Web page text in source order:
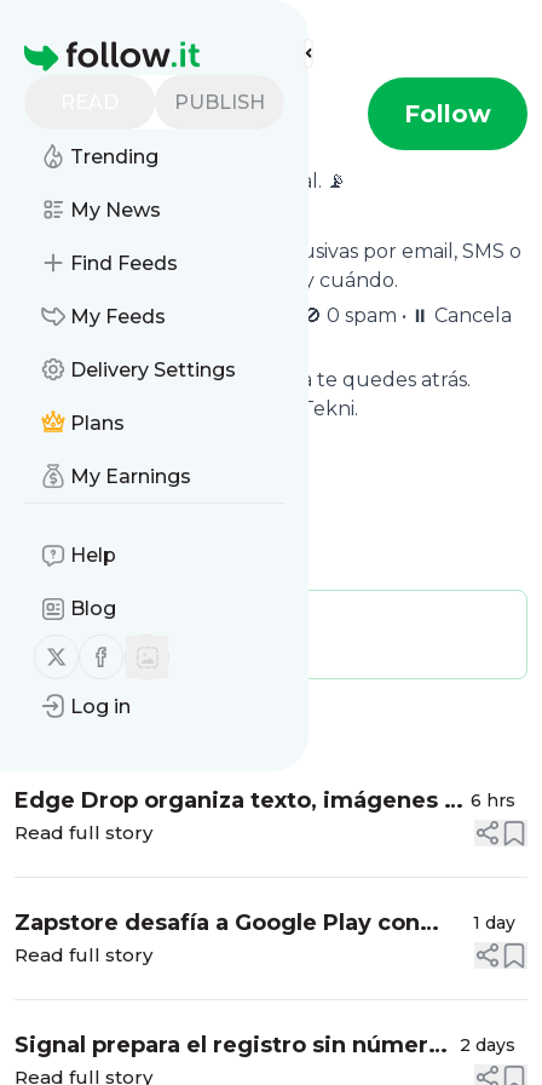
Homepage
PUBLISH
Trending
My News
Find Feeds
My Feeds
Delivery Settings
Plans
My Earnings
Help
Blog
Follow us on X (twitter)
Follow us on Facebook
Log in
Find more feeds
CompuTekni Follow
Tu ventaja tech, en tiempo real. 📡
Noticias, alertas y promos exclusivas por email, SMS o
web. Tú controlas qué recibir y cuándo.
✅ 100 % gratis • 🔒 Encriptado • 🚫 0 spam • ⏸️ Cancela
👉 Suscríbete en 1 clic y nunca te quedes atrás.
Gracias por confiar en CompuTekni.
Gracias por tu preferencia.
Publisher:
Message frequency:
Edge Drop organiza texto, imágenes y
archivos en segundos
6 hrs
Read full story
Zapstore desafía a Google Play con
apps verificables
1 day
Read full story
Signal prepara el registro sin número
de teléfono: lo que sabemos
2 days
Read full story